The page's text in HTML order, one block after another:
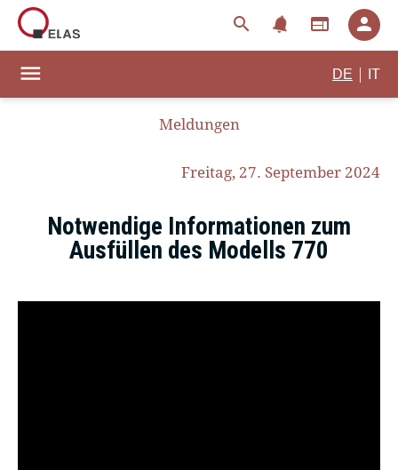
search notifications web person
menu DE IT
Meldungen
Freitag, 27. September 2024
Notwendige Informationen zum
Ausfüllen des Modells 770